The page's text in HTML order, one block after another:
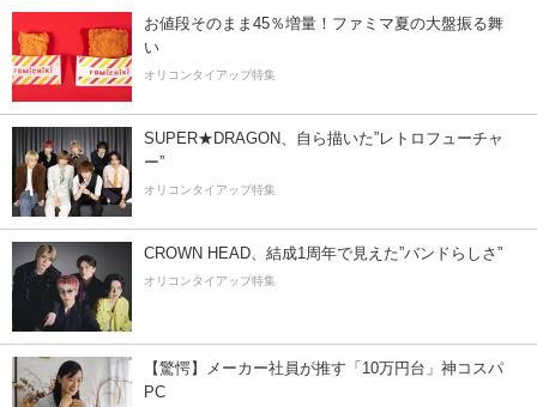
お値段そのまま45％増量！ファミマ夏の大盤振る舞
い
オリコンタイアップ特集
SUPER★DRAGON、自ら描いた”レトロフューチャ
ー”
オリコンタイアップ特集
CROWN HEAD、結成1周年で見えた”バンドらしさ”
オリコンタイアップ特集
【驚愕】メーカー社員が推す「10万円台」神コスパ
PC